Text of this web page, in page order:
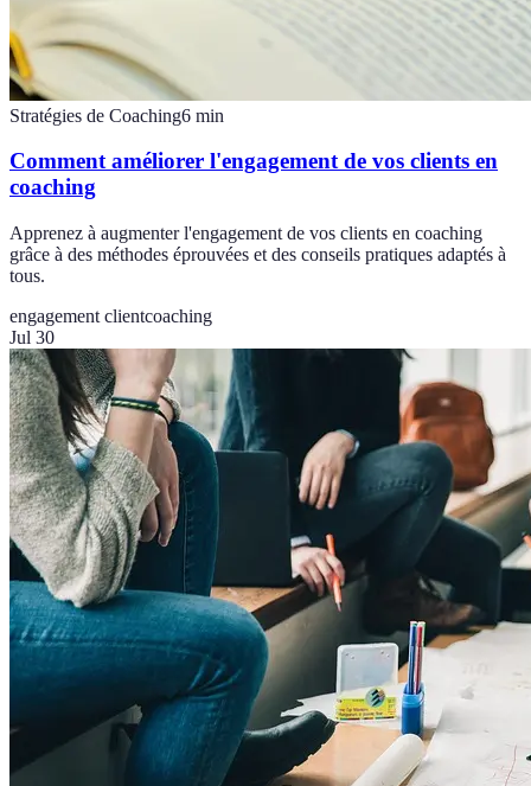
Stratégies de Coaching6 min
Comment améliorer l'engagement de vos clients en
coaching
Apprenez à augmenter l'engagement de vos clients en coaching
grâce à des méthodes éprouvées et des conseils pratiques adaptés à
tous.
engagement clientcoaching
Jul 30